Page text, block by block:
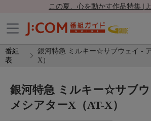
この夏、心を動かす作品特集 |
番組
表
銀河特急 ミルキー☆サブウェイ -
X）
銀河特急 ミルキー☆サブ
メシアターX（AT-X）